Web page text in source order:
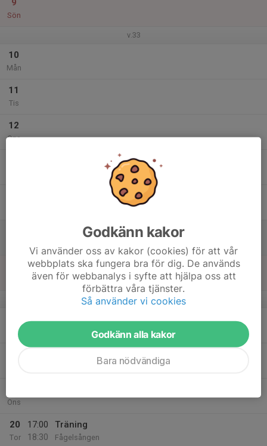
9
Sön
v.33
10
Mån
11
Tis
12
Ons
v.34
Mån
Ons
20
Tor
17:00
18:30
Träning
Fågelsången
Godkänn kakor
Vi använder oss av kakor (cookies) för att vår
webbplats ska fungera bra för dig. De används
även för webbanalys i syfte att hjälpa oss att
förbättra våra tjänster.
Så använder vi cookies
Godkänn alla kakor
Bara nödvändiga